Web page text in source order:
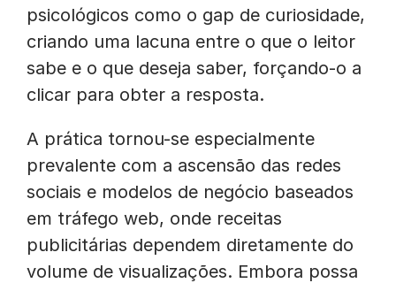
psicológicos como o gap de curiosidade,
criando uma lacuna entre o que o leitor
sabe e o que deseja saber, forçando-o a
clicar para obter a resposta.
A prática tornou-se especialmente
prevalente com a ascensão das redes
sociais e modelos de negócio baseados
em tráfego web, onde receitas
publicitárias dependem diretamente do
volume de visualizações. Embora possa